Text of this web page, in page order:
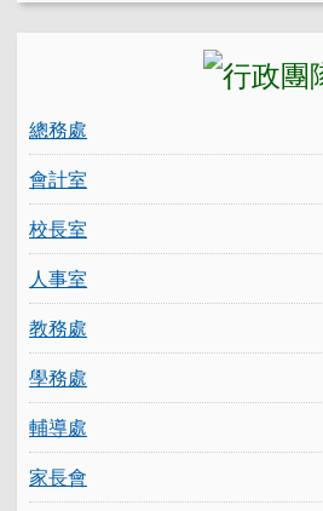
總務處
會計室
校長室
人事室
教務處
學務處
輔導處
家長會